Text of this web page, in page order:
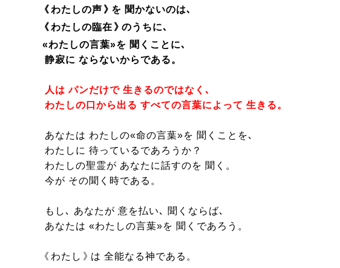
《わたしの声 》を 聞かないのは､
《わたしの臨在 》のうちに､
«わたしの言葉»を 聞くことに､
静寂に ならないからである。
人は パンだけで 生きるのではなく､
わたしの口から出る すべての言葉によって 生きる。
あなたは わたしの«命の言葉»を 聞くことを､
わたしに 待っているであろうか？
わたしの聖霊が あなたに話すのを 聞く。
今が その聞く時である。
もし､ あなたが 意を払い､ 聞くならば､
あなたは «わたしの言葉»を 聞くであろう。
《 わたし 》は 全能なる神である。